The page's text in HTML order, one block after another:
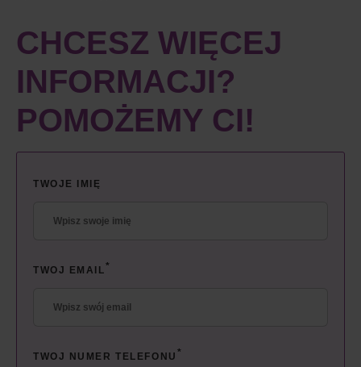
CHCESZ WIĘCEJ
INFORMACJI?
POMOŻEMY CI!
TWOJE IMIĘ
TWOJ EMAIL *
TWOJ NUMER TELEFONU *